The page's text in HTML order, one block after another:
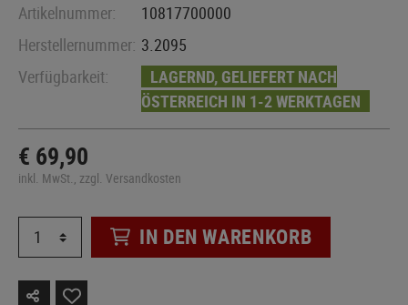
Artikelnummer:
10817700000
Herstellernummer: 3.2095
Verfügbarkeit:
LAGERND, GELIEFERT NACH
ÖSTERREICH IN 1-2 WERKTAGEN
€ 69,90
inkl. MwSt., zzgl. Versandkosten
IN DEN WARENKORB